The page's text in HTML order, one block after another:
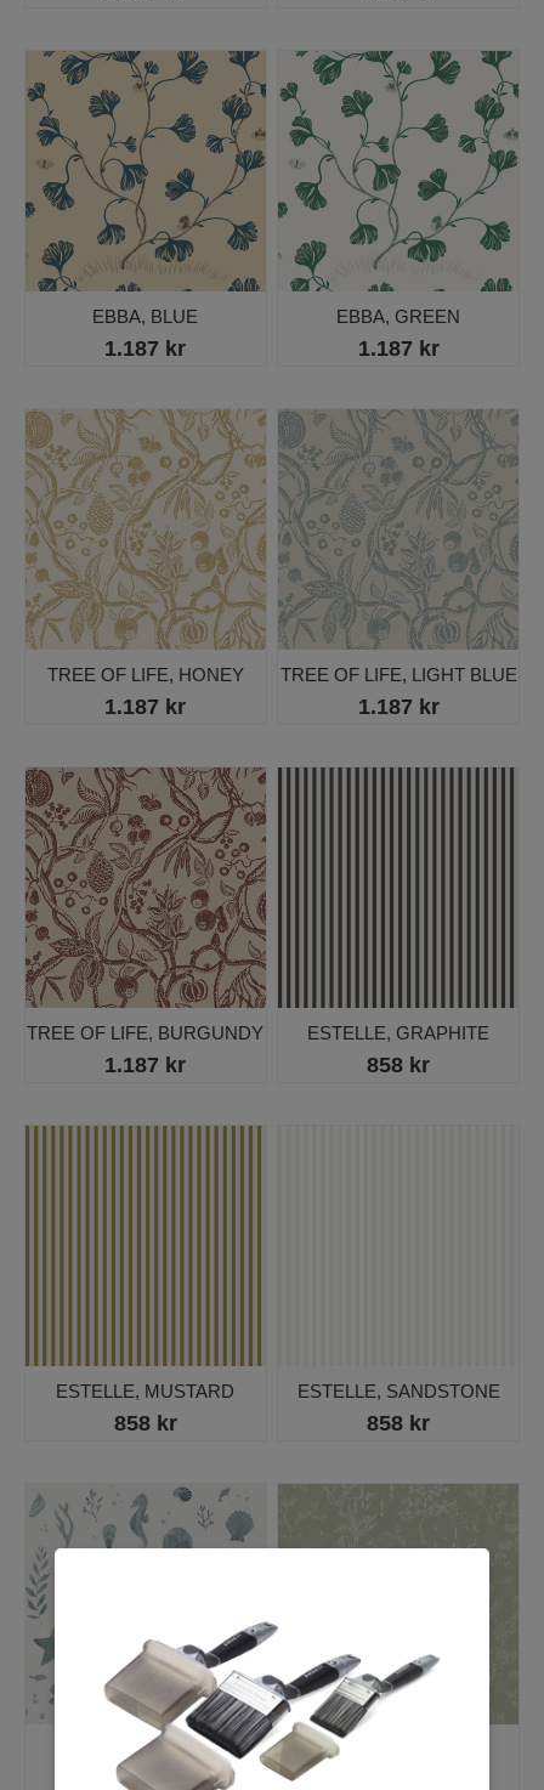
EBBA, BLUE
1.187 kr
EBBA, GREEN
1.187 kr
TREE OF LIFE, HONEY
1.187 kr
TREE OF LIFE, LIGHT BLUE
1.187 kr
TREE OF LIFE, BURGUNDY
1.187 kr
ESTELLE, GRAPHITE
858 kr
ESTELLE, MUSTARD
858 kr
ESTELLE, SANDSTONE
858 kr
DELLA, OCEAN BLUE
858 kr
HOLLIE, PISTACHIO